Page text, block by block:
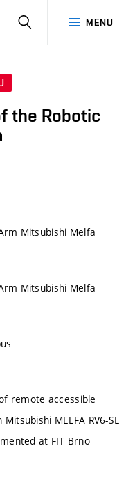
MENU
the Robotic
Mitsubishi Melfa
Mitsubishi Melfa
remote accessible
MELFA RV6-SL
at FIT Brno